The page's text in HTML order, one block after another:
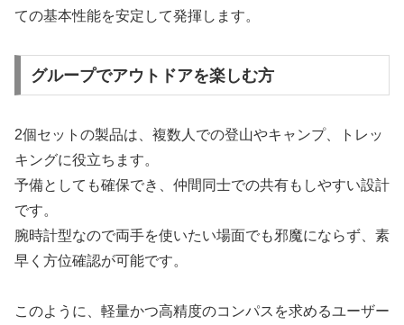
ての基本性能を安定して発揮します。
グループでアウトドアを楽しむ方
2個セットの製品は、複数人での登山やキャンプ、トレッ
キングに役立ちます。
予備としても確保でき、仲間同士での共有もしやすい設計
です。
腕時計型なので両手を使いたい場面でも邪魔にならず、素
早く方位確認が可能です。
このように、軽量かつ高精度のコンパスを求めるユーザー